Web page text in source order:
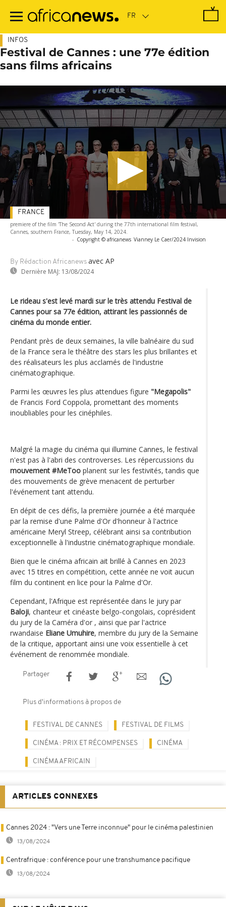
contenu
INFOS
Festival de Cannes : une 77e édition
sans films africains
premiere of the film 'The Second Act' during the 77th international film festival,
Cannes, southern France, Tuesday, May 14, 2024.
- Copyright © africanews Vianney Le Caer/2024 Invision
By Rédaction Africanews avec AP
Dernière MAJ: 13/08/2024
FRANCE
Le rideau s'est levé mardi sur le très attendu Festival de
Cannes pour sa 77e édition, attirant les passionnés de
cinéma du monde entier.
Pendant près de deux semaines, la ville balnéaire du sud
de la France sera le théâtre des stars les plus brillantes et
des réalisateurs les plus acclamés de l'industrie
cinématographique.
Parmi les œuvres les plus attendues figure "Megapolis"
de Francis Ford Coppola, promettant des moments
inoubliables pour les cinéphiles.
Malgré la magie du cinéma qui illumine Cannes, le festival
n'est pas à l'abri des controverses. Les répercussions du
mouvement #MeToo planent sur les festivités, tandis que
des mouvements de grève menacent de perturber
l'événement tant attendu.
En dépit de ces défis, la première journée a été marquée
par la remise d'une Palme d'Or d'honneur à l'actrice
américaine Meryl Streep, célébrant ainsi sa contribution
exceptionnelle à l'industrie cinématographique mondiale.
Bien que le cinéma africain ait brillé à Cannes en 2023
avec 15 titres en compétition, cette année ne voit aucun
film du continent en lice pour la Palme d'Or.
Cependant, l'Afrique est représentée dans le jury par
Baloji, chanteur et cinéaste belgo-congolais, coprésident
du jury de la Caméra d'or , ainsi que par l'actrice
rwandaise Eliane Umuhire, membre du jury de la Semaine
de la critique, apportant ainsi une voix essentielle à cet
événement de renommée mondiale.
Partager
Plus d'informations à propos de
FESTIVAL DE CANNES FESTIVAL DE FILMS
CINÉMA : PRIX ET RÉCOMPENSES CINÉMA
CINÉMA AFRICAIN
ARTICLES CONNEXES
Cannes 2024 : "Vers une Terre inconnue" pour le cinéma palestinien
13/08/2024
Centrafrique : conférence pour une transhumance pacifique
13/08/2024